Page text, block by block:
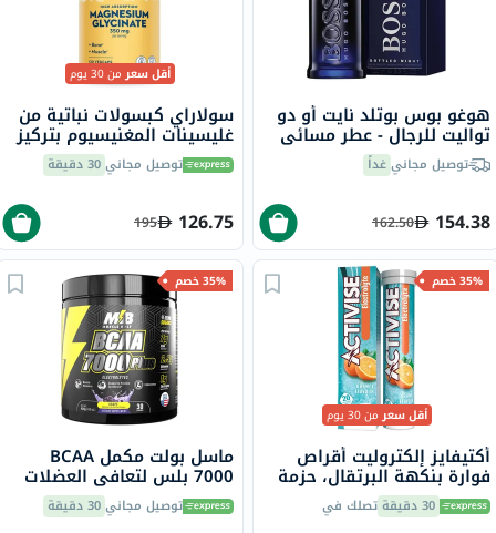
هوغو بوس بوتلد نايت أو دو
تواليت للرجال - عطر مسائي
100 ملتوصيل مجانيغداً
154.38
162.50
أقل سعرمن 30 يوم
سولاراي كبسولات نباتية من
غليسينات المغنيسيوم بتركيز
350 ملجم لصحة العظام
والعضلات حزمة من 120
توصيل مجاني30 دقيقة
126.75
195
35% خصم
أقل سعرمن 30 يوم
أكتيفايز إلكتروليت أقراص
فوارة بنكهة البرتقال، حزمة
من 20 30 دقيقة تصلك في
35% خصم
ماسل بولت مكمل BCAA
7000 بلس لتعافي العضلات
والقدرة على التحمل 30 وجبة
420 جرام توصيل مجاني30 دقيقة